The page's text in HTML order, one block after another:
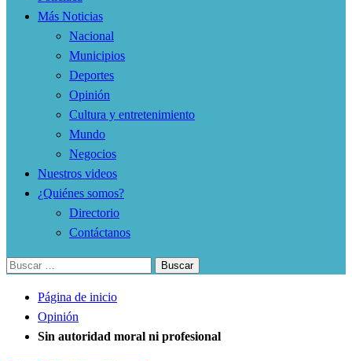
Más Noticias
Nacional
Municipios
Deportes
Opinión
Cultura y entretenimiento
Mundo
Negocios
Nuestros videos
¿Quiénes somos?
Directorio
Contáctanos
Buscar:
Página de inicio
Opinión
Sin autoridad moral ni profesional